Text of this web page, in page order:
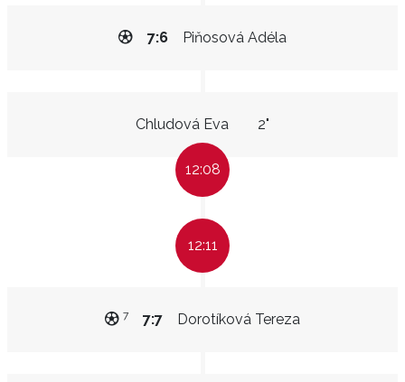
Piňosová Adéla
7:6
Chludová Eva 2"
12:08
12:11
Dorotíková Tereza
7:7
7